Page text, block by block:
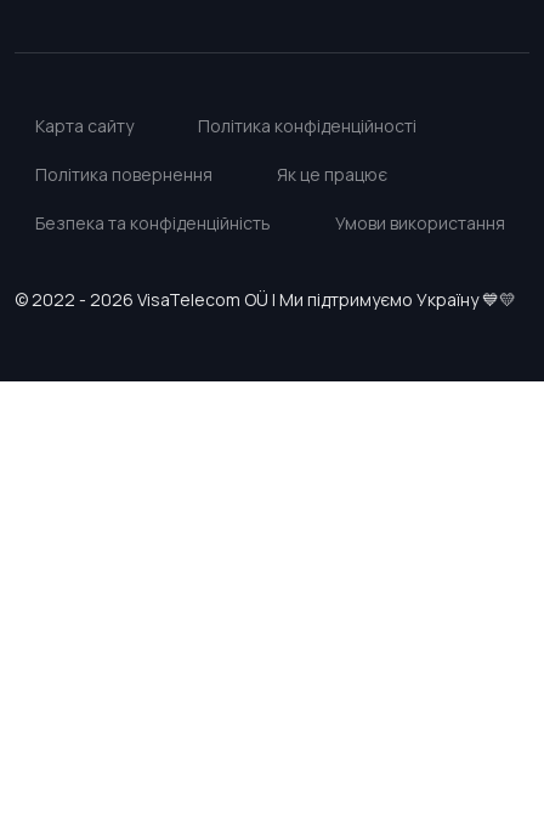
Карта сайту Політика конфіденційності
Політика повернення Як це працює
Безпека та конфіденційність Умови використання
© 2022 - 2026 VisaTelecom OÜ | Ми підтримуємо Україну 💙💛